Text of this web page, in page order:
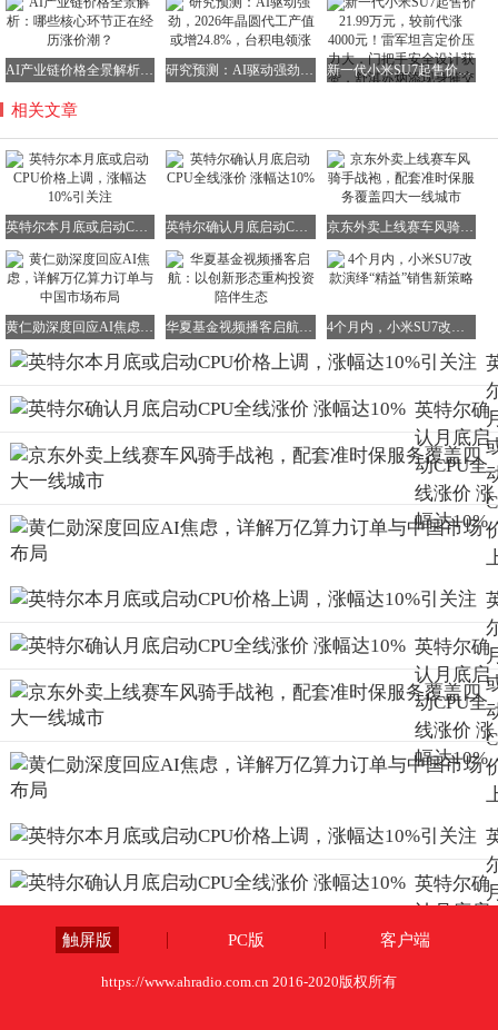
AI产业链价格全景解析：哪些核心环节正在经历涨价潮？ 研究预测：AI驱动强劲，2026年晶圆代工产值或增24.8%，台积电领涨 新一代小米SU7起售价21.99万元，较前代涨4000元！雷军坦言定价压力大，门把手安全设计获赞，舒淇苏炳添现身催交付
相关文章
英特尔本月底或启动CPU价格上调，涨幅达10%引关注 英特尔确认月底启动CPU全线涨价 涨幅达10% 京东外卖上线赛车风骑手战袍，配套准时保服务覆盖四大一线城市
黄仁勋深度回应AI焦虑，详解万亿算力订单与中国市场布局 华夏基金视频播客启航：以创新形态重构投资陪伴生态 4个月内，小米SU7改款演绎“精益”销售新策略
英特尔确
认月底启
动CPU全
线涨价 涨
幅达10%
英特尔确
认月底启
动CPU全
线涨价 涨
幅达10%
英特尔确
认月底启
动CPU全
触屏版 PC版 客户端
https://www.ahradio.com.cn 2016-2020版权所有